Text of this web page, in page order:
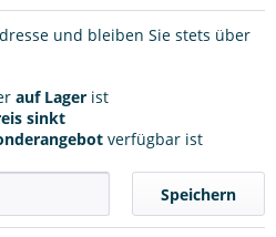
und bleiben Sie stets über
auf Lager ist
sinkt
verfügbar ist
Speichern